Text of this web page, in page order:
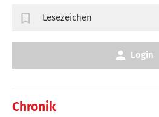
Chronik
Lesezeichen
Login